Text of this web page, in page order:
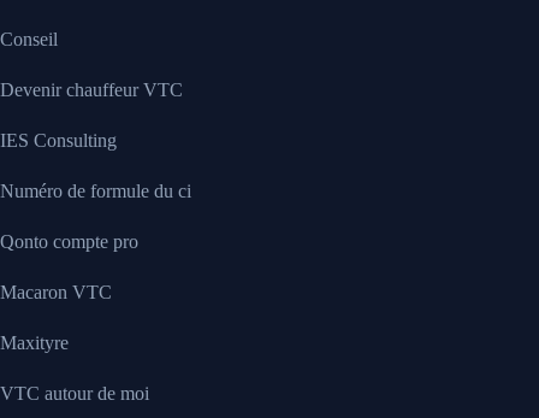
Conseil
Devenir chauffeur VTC
IES Consulting
Numéro de formule du ci
Qonto compte pro
Macaron VTC
Maxityre
VTC autour de moi